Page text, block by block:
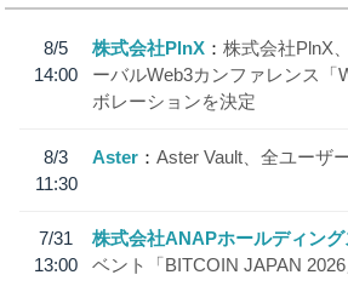
8/5
14:00
株式会社PlnX
株式会社PlnX
ーバルWeb3カンファレンス「
ボレーションを決定
8/3
11:30
Aster Aster Vault、全ユーザ
7/31
13:00
株式会社ANAPホールディング
ベント「BITCOIN JAPAN